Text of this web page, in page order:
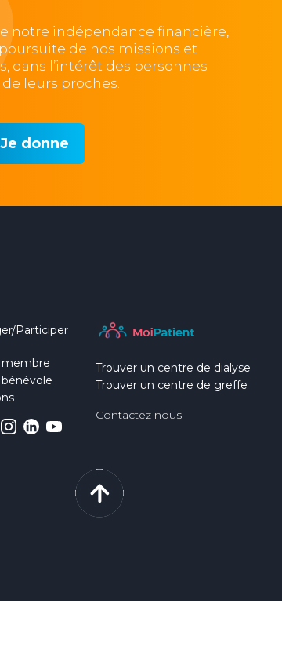
notre indépendance financière,
de nos missions et
dans l’intérêt des personnes
leurs proches.
Je donne
Participer
membre
Trouver un centre de dialyse
Trouver un centre de greffe
Contactez nous